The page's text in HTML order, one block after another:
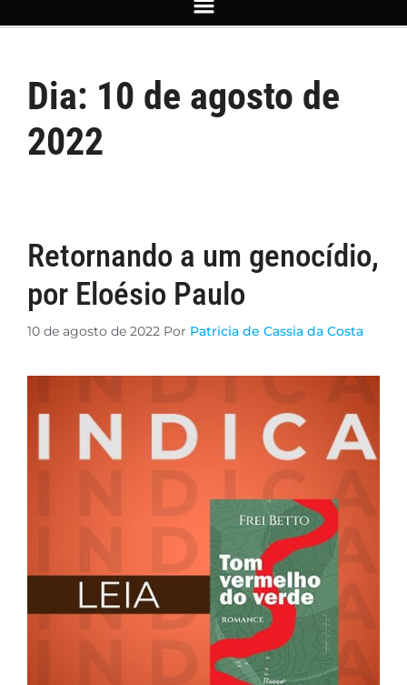
Dia: 10 de agosto de
2022
Retornando a um genocídio,
por Eloésio Paulo
10 de agosto de 2022 Por Patricia de Cassia da Costa